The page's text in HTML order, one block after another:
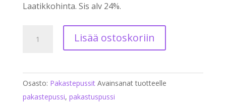
Laatikkohinta. Sis alv 24%.
litran
määrä
Lisää ostoskoriin
Osasto: Pakastepussit Avainsanat tuotteelle
pakastepussi, pakastuspussi